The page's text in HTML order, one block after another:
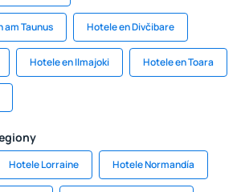
am Taunus Hotele en Divčibare
Hotele en Ilmajoki Hotele en Toara
Hotele Lorraine Hotele Normandía